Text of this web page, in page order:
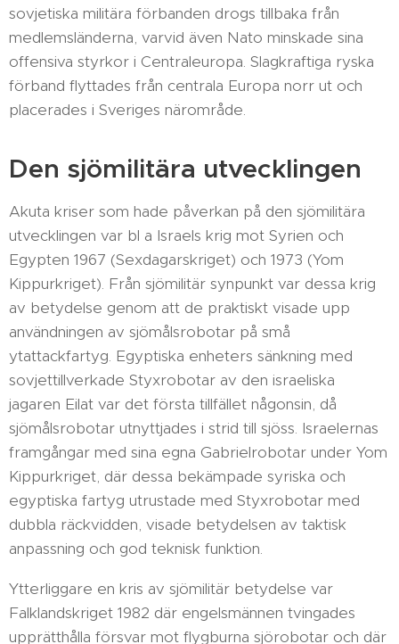
sovjetiska militära förbanden drogs tillbaka från
medlemsländerna, varvid även Nato minskade sina
offensiva styrkor i Centraleuropa. Slagkraftiga ryska
förband flyttades från centrala Europa norr ut och
placerades i Sveriges närområde.
Den sjömilitära utvecklingen
Akuta kriser som hade påverkan på den sjömilitära
utvecklingen var bl a Israels krig mot Syrien och
Egypten 1967 (Sexdagarskriget) och 1973 (Yom
Kippurkriget). Från sjömilitär synpunkt var dessa krig
av betydelse genom att de praktiskt visade upp
användningen av sjömålsrobotar på små
ytattackfartyg. Egyptiska enheters sänkning med
sovjettillverkade Styxrobotar av den israeliska
jagaren Eilat var det första tillfället någonsin, då
sjömålsrobotar utnyttjades i strid till sjöss. Israelernas
framgångar med sina egna Gabrielrobotar under Yom
Kippurkriget, där dessa bekämpade syriska och
egyptiska fartyg utrustade med Styxrobotar med
dubbla räckvidden, visade betydelsen av taktisk
anpassning och god teknisk funktion.
Ytterliggare en kris av sjömilitär betydelse var
Falklandskriget 1982 där engelsmännen tvingades
upprätthålla försvar mot flygburna sjörobotar och där